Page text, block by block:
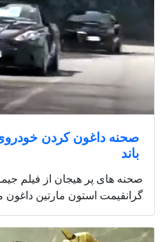
صحنه داغون کردن
باند
صحنه های پر هیجان از فیلم
گرانقیمت استون مارتین